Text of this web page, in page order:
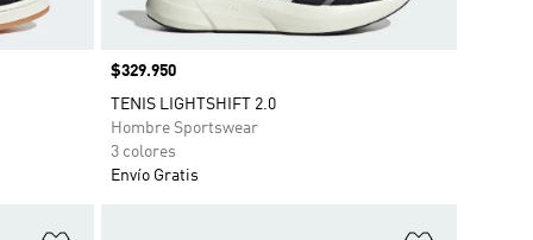
Precio
$329.950
TENIS LIGHTSHIFT 2.0
Hombre Sportswear
3 colores
Envío Gratis